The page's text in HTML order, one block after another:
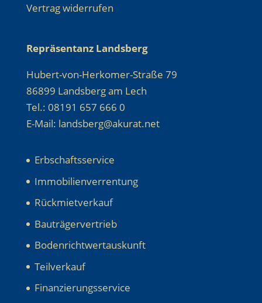
Vertrag widerrufen
Repräsentanz Landsberg
Hubert-von-Herkomer-Straße 79
86899 Landsberg am Lech
Tel.: 08191 657 666 0
E-Mail: landsberg@akurat.net
Erbschaftsservice
Immobilienverrentung
Rückmietverkauf
Bauträgervertrieb
Bodenrichtwertauskunft
Teilverkauf
Finanzierungsservice